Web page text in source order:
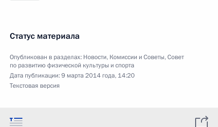
Статус материала
Опубликован в разделах: Новости, Комиссии и Советы,Совет
по развитию физической культуры и спорта
Дата публикации:9 марта 2014 года, 14:20
Текстовая версия